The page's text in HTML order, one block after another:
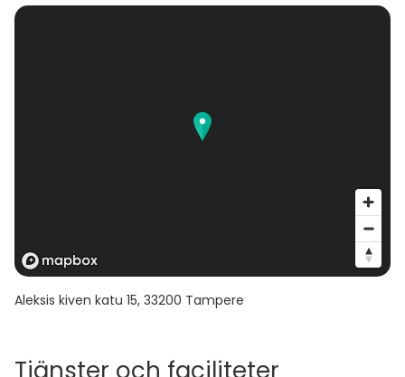
Aleksis kiven katu 15, 33200 Tampere